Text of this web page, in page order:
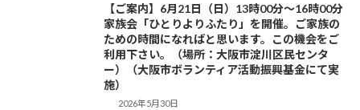
【ご案内】6月21日（日）13時00分～16時00分
家族会「ひとりよりふたり」を開催。ご家族の
ための時間になればと思います。この機会をご
利用下さい。（場所：大阪市淀川区民センタ
ー）（大阪市ボランティア活動振興基金にて実
施）
2026年5月30日